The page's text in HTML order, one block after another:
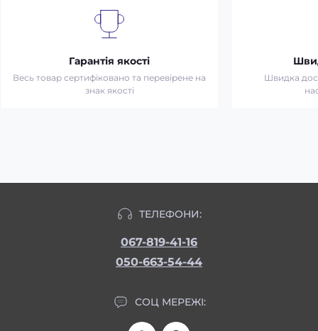
Гарантія якості
Весь товар сертифіковано та перевірене на
знак якості
Швидка
ТЕЛЕФОНИ:
067-819-41-16
050-663-54-44
СОЦ МЕРЕЖІ: